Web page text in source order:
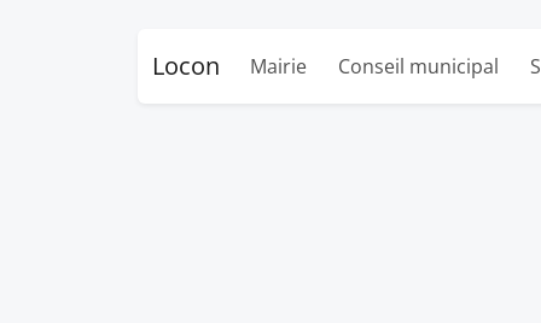
Locon Mairie Conseil municipal